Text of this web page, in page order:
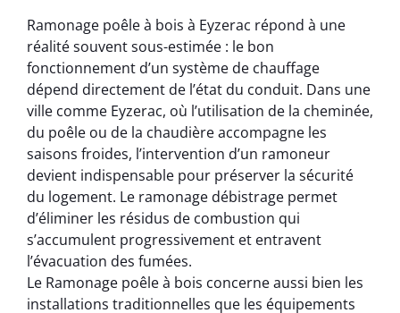
Ramonage poêle à bois à Eyzerac répond à une
réalité souvent sous-estimée : le bon
fonctionnement d’un système de chauffage
dépend directement de l’état du conduit. Dans une
ville comme Eyzerac, où l’utilisation de la cheminée,
du poêle ou de la chaudière accompagne les
saisons froides, l’intervention d’un ramoneur
devient indispensable pour préserver la sécurité
du logement. Le ramonage débistrage permet
d’éliminer les résidus de combustion qui
s’accumulent progressivement et entravent
l’évacuation des fumées.
Le Ramonage poêle à bois concerne aussi bien les
installations traditionnelles que les équipements